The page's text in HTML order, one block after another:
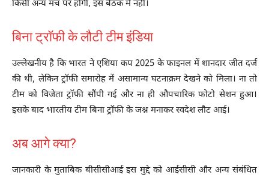
किसी अन्य मंच पर होगी, इस बैठक में नहीं।
बिना ट्रॉफी के लौटी टीम इंडिया
उल्लेखनीय है कि भारत ने एशिया कप 2025 के फाइनल में शानदार जीत दर्ज
की थी, लेकिन ट्रॉफी समारोह में असामान्य घटनाक्रम देखने को मिला। ना तो
टीम को विजेता ट्रॉफी सौंपी गई और ना ही औपचारिक फोटो सेशन हुआ।
इसके बाद भारतीय टीम बिना ट्रॉफी के जश्न मनाकर स्वदेश लौट आई।
अब आगे क्या?
जानकारी के मुताबिक बीसीसीआई इस मुद्दे को आईसीसी और अन्य संबंधित